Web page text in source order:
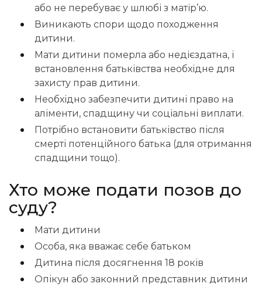
або не перебуває у шлюбі з матір’ю.
Виникають спори щодо походження
дитини.
Мати дитини померла або недієздатна, і
встановлення батьківства необхідне для
захисту прав дитини.
Необхідно забезпечити дитині право на
аліменти, спадщину чи соціальні виплати.
Потрібно встановити батьківство після
смерті потенційного батька (для отримання
спадщини тощо).
Хто може подати позов до
суду?
Мати дитини
Особа, яка вважає себе батьком
Дитина після досягнення 18 років
Опікун або законний представник дитини